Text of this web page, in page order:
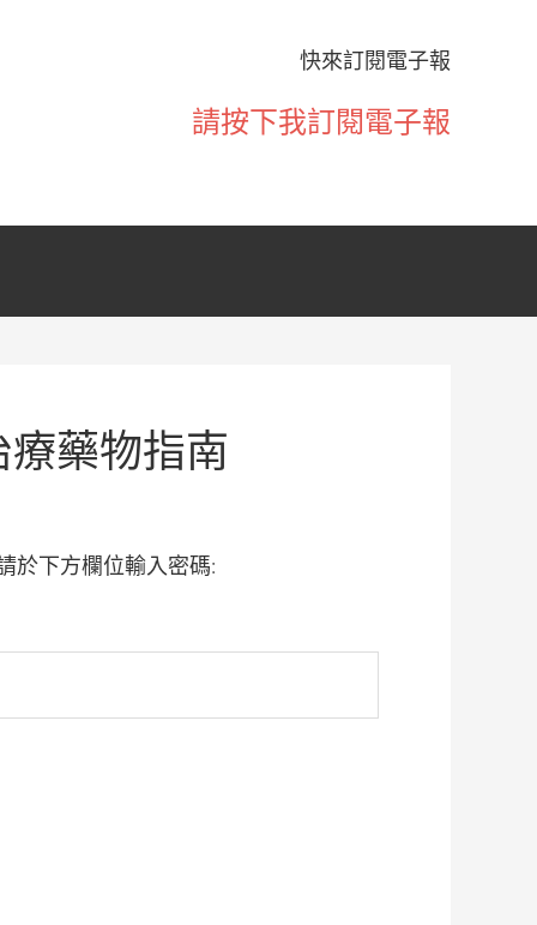
快來訂閱電子報
請按下我訂閱電子報
藥物指南
於下方欄位輸入密碼: